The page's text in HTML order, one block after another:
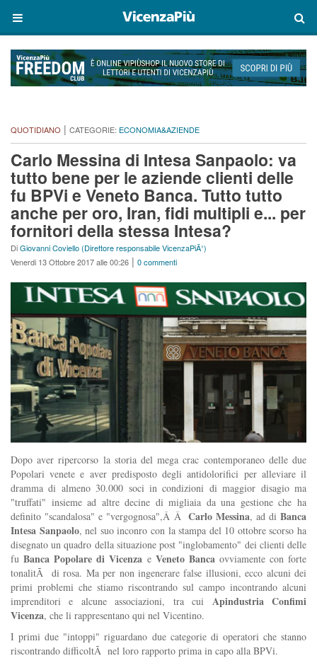
QUOTIDIANO | CATEGORIE: ECONOMIA&AZIENDE
Carlo Messina di Intesa Sanpaolo: va
tutto bene per le aziende clienti delle
fu BPVi e Veneto Banca. Tutto tutto
anche per oro, Iran, fidi multipli e... per
fornitori della stessa Intesa?
DiGiovanni Coviello (Direttore responsabile VicenzaPiÃ¹)
Venerdi 13 Ottobre 2017 alle 00:26 | 0 commenti
Dopo aver ripercorso la storia del mega crac contemporaneo delle due
Popolari venete e aver predisposto degli antidolorifici per alleviare il
dramma di almeno 30.000 soci in condizioni di maggior disagio ma
"truffati" insieme ad altre decine di migliaia da una gestione che ha
definito "scandalosa" e "vergognosa",Â ÂCarlo Messina, ad diBanca
Intesa Sanpaolo, nel suo inconro con la stampa del 10 ottobre scorso ha
disegnato un quadro della situazione post "inglobamento" dei clienti delle
fuBanca Popolare di Vicenza e Veneto Bancaovviamente con forte
tonalitÃ di rosa. Ma per non ingenerare false illusioni, ecco alcuni dei
primi problemi che stiamo riscontrando sul campo incontrando alcuni
imprenditori e alcune associazioni, tra cui Apindustria Confimi
Vicenza, che li rappresentano qui nel Vicentino.
I primi due "intoppi" riguardano due categorie di operatori che stanno
riscontrando difficoltÃ nel loro rapporto prima in capo alla BPVi.